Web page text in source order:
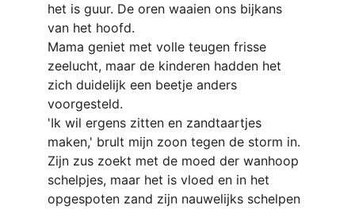
het is guur. De oren waaien ons bijkans
van het hoofd.
Mama geniet met volle teugen frisse
zeelucht, maar de kinderen hadden het
zich duidelijk een beetje anders
voorgesteld.
'Ik wil ergens zitten en zandtaartjes
maken,' brult mijn zoon tegen de storm in.
Zijn zus zoekt met de moed der wanhoop
schelpjes, maar het is vloed en in het
opgespoten zand zijn nauwelijks schelpen